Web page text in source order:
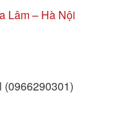
Lâm – Hà Nội